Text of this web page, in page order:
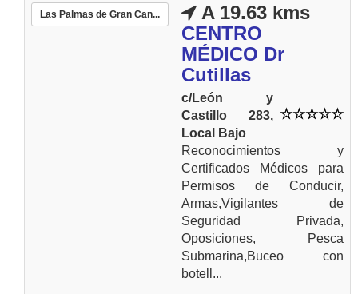
Las Palmas de Gran Can...
A 19.63 kms
CENTRO
MÉDICO Dr
Cutillas
c/León y
Castillo 283,
Local Bajo
Reconocimientos y
Certificados Médicos para
Permisos de Conducir,
Armas,Vigilantes de
Seguridad Privada,
Oposiciones, Pesca
Submarina,Buceo con
botell...